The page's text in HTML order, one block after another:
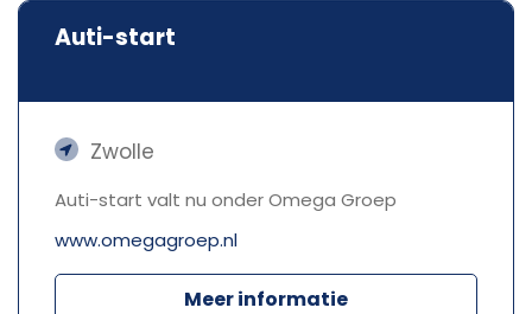
Auti-start
Zwolle
Auti-start valt nu onder Omega Groep
www.omegagroep.nl
Meer informatie